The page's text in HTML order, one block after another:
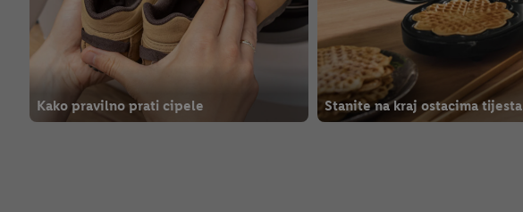
Kako pravilno prati cipele Stanite na kraj ostacima tijesta